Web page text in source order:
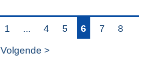
1 ... 4 5 6 7 8
Volgende >